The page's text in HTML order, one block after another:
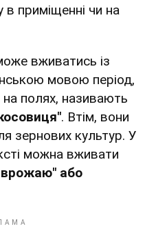
в приміщенні чи на
вживатись із
мовою період,
полях, називають
. Втім, вони
зернових культур. У
можна вживати
врожаю" або